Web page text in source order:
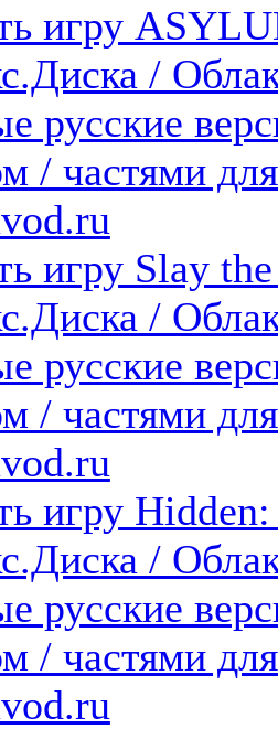
игру
/
русские
/ частями
игру Slay
/
русские
/ частями
игру
/
русские
/ частями